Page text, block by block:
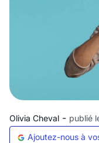
Olivia Cheval - publié
Ajoutez-nous à